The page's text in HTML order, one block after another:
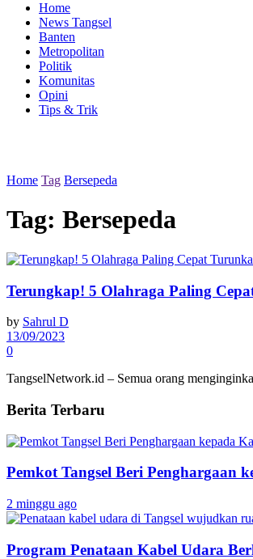
Home
News Tangsel
Banten
Metropolitan
Politik
Komunitas
Opini
Tips & Trik
Home Tag Bersepeda
Tag: Bersepeda
Terungkap! 5 Olahraga Paling
by Sahrul D
13/09/2023
0
TangselNetwork.id – Semua orang
Berita Terbaru
Pemkot Tangsel Beri Penghargaan
2 minggu ago
Program Penataan Kabel Udara